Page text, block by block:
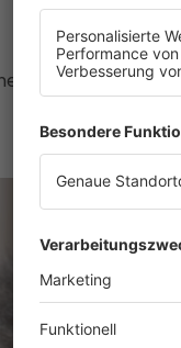
die Weibchen